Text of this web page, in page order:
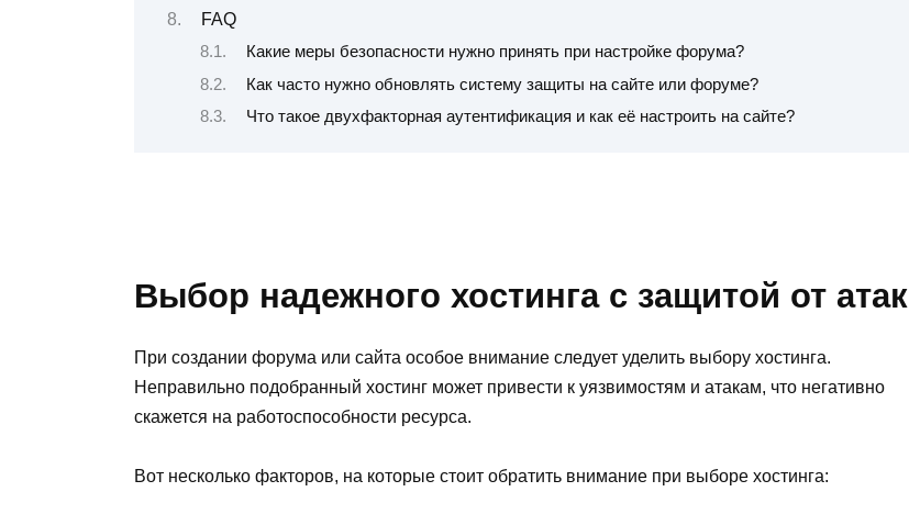
FAQ
Какие меры безопасности нужно принять при настройке форума?
Как часто нужно обновлять систему защиты на сайте или форуме?
Что такое двухфакторная аутентификация и как её настроить на сайте?
Выбор надежного хостинга с защитой от атак
При создании форума или сайта особое внимание следует уделить выбору хостинга.
Неправильно подобранный хостинг может привести к уязвимостям и атакам, что негативно
скажется на работоспособности ресурса.
Вот несколько факторов, на которые стоит обратить внимание при выборе хостинга: